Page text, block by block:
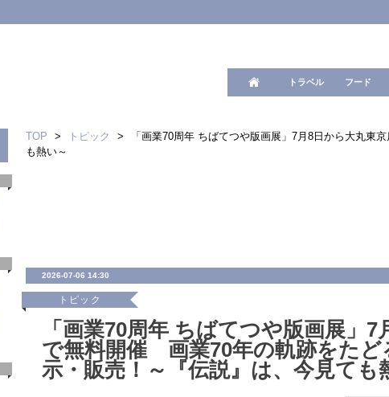
トラベル フード
TOP > トピック >
「画業70周年 ちばてつや版画展」7月8日から大丸
も熱い～
2026-07-06 14:30
トピック
「画業70周年 ちばてつや版画展」
で無料開催 画業70年の軌跡をたど
示・販売！～『伝説』は、今見ても